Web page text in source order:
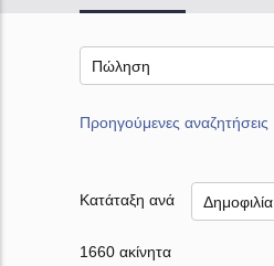
Πώληση
Προηγούμενες αναζητήσεις
Κατάταξη ανά Δημοφιλία
1660 ακίνητα